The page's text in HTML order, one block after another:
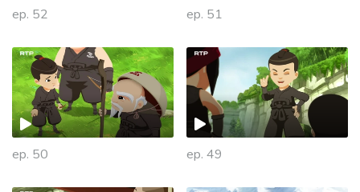
ep. 52 ep. 51
ep. 50 ep. 49